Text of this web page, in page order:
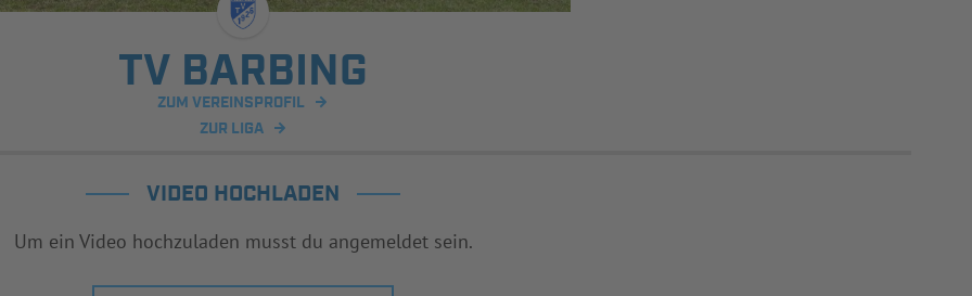
TV BARBING
ZUM VEREINSPROFIL
ZUR LIGA
VIDEO HOCHLADEN
Um ein Video hochzuladen musst du angemeldet sein.